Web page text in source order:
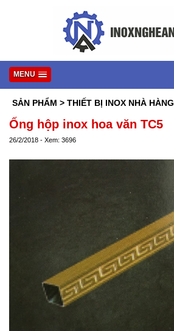
MENU
SẢN PHẨM > THIẾT BỊ INOX NHÀ HÀNG
Ống hộp inox hoa văn TC5
26/2/2018 - Xem: 3696